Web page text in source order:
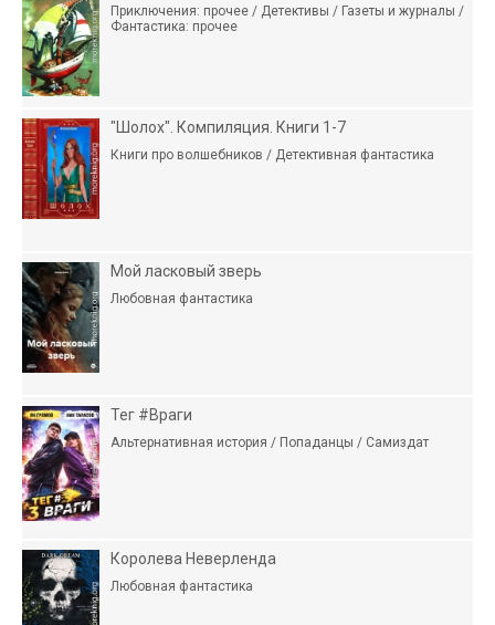
Приключения: прочее / Детективы / Газеты и журналы /
Фантастика: прочее
"Шолох". Компиляция. Книги 1-7
Книги про волшебников / Детективная фантастика
Мой ласковый зверь
Любовная фантастика
Тег #Враги
Альтернативная история / Попаданцы / Самиздат
Королева Неверленда
Любовная фантастика